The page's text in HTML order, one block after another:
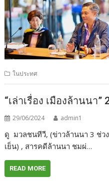
ในประทศ
“เล่าเรื่อง เมืองล้านนา
29/06/2024 admin1
ดู มวลชนทีวี, (ข่าวล้านนา 3 ช่วง
เย็น) , สารคดีล้านนา ชมผ่…
READ MORE